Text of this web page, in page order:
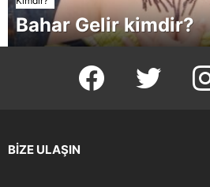
Bahar Gelir kimdir?
facebook twitter
BİZE ULAŞIN